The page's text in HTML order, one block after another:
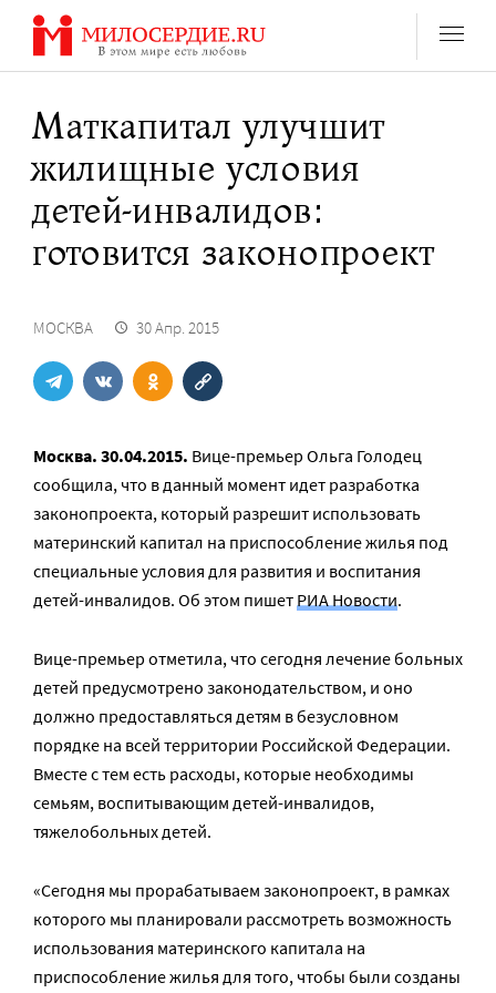
Перейти
содержанию
Маткапитал улучшит
жилищные условия
детей-инвалидов:
готовится законопроект
МОСКВА 30 Апр. 2015
Москва. 30.04.2015. Вице-премьер Ольга Голодец
сообщила, что в данный момент идет разработка
законопроекта, который разрешит использовать
материнский капитал на приспособление жилья под
специальные условия для развития и воспитания
детей-инвалидов. Об этом пишетРИА Новости.
Вице-премьер отметила, что сегодня лечение больных
детей предусмотрено законодательством, и оно
должно предоставляться детям в безусловном
порядке на всей территории Российской Федерации.
Вместе с тем есть расходы, которые необходимы
семьям, воспитывающим детей-инвалидов,
тяжелобольных детей.
«Сегодня мы прорабатываем законопроект, в рамках
которого мы планировали рассмотреть возможность
использования материнского капитала на
приспособление жилья для того, чтобы были созданы